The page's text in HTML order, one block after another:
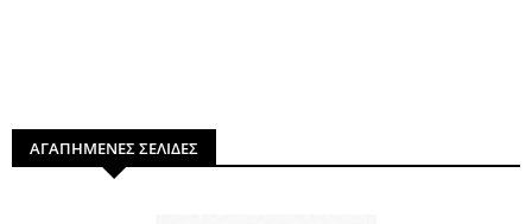
ΑΓΑΠΗΜΕΝΕΣ ΣΕΛΙΔΕΣ